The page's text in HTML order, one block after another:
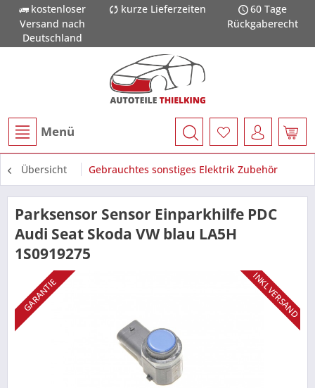
kostenloser
Versand nach
Deutschland
kurze Lieferzeiten
60 Tage
Rückgaberecht
Menü
Übersicht Gebrauchtes sonstiges Elektrik Zubehör
Parksensor Sensor Einparkhilfe PDC
Audi Seat Skoda VW blau LA5H
1S0919275
GARANTIE INKL VERSAND